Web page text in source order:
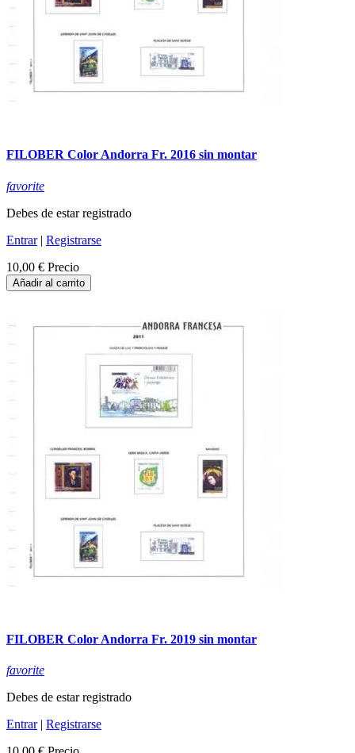
FILOBER Color Andorra Fr. 2016 sin montar
favorite
Debes de estar registrado
Entrar| Registrarse
10,00 € Precio
Añadir al carrito
FILOBER Color Andorra Fr. 2019 sin montar
favorite
Debes de estar registrado
Entrar| Registrarse